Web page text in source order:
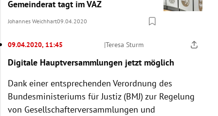
Gemeinderat tagt im VAZ
Johannes Weichhart09.04.2020
09.04.2020, 11:45 |Teresa Sturm
Digitale Hauptversammlungen jetzt möglich
Dank einer entsprechenden Verordnung des
Bundesministeriums für Justiz (BMJ) zur Regelung
von Gesellschafterversammlungen und